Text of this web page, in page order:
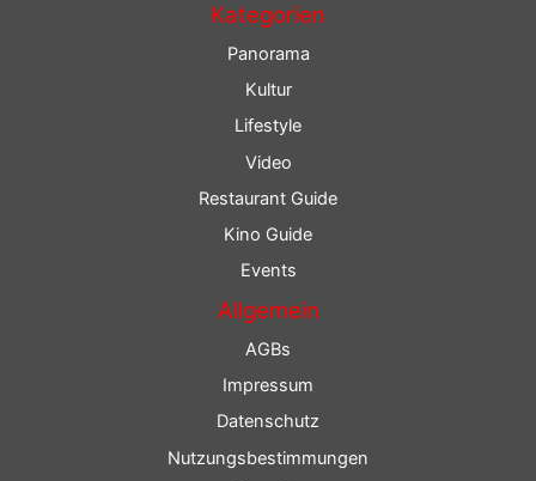
Kategorien
Panorama
Kultur
Lifestyle
Video
Restaurant Guide
Kino Guide
Events
Allgemein
AGBs
Impressum
Datenschutz
Nutzungsbestimmungen